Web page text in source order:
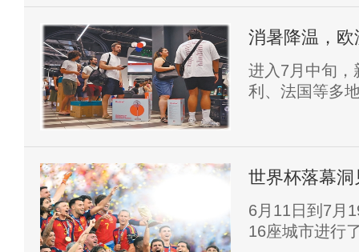
消暑降温，
进入7月中旬，
利、法国等多
世界杯落幕
6月11日到7月
16座城市进行